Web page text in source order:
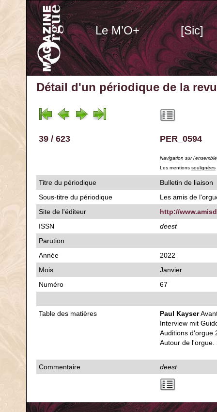
Le M’O+ [Sic]
Détail d'un périodique de la
39 / 623 PER_0594
Navigation sur
Les mentions soulignées
Titre du périodique
Bulletin de liaison
Sous-titre du périodique
Les amis de
Site de l'éditeur
http://
ISSN
deest
Parution
Année
2022
Mois
Janvier
Numéro
67
Table des matières Paul Kayser
Interview mit
Auditions d'orgue
Autour de l'orgue.
Commentaire deest